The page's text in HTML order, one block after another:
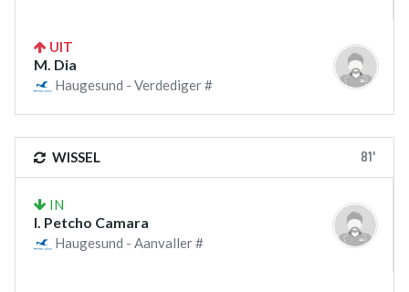
UIT
M. Dia
Haugesund - Verdediger #
WISSEL 81'
IN
I. Petcho Camara
Haugesund - Aanvaller #